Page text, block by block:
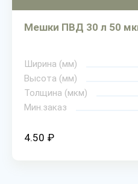
Мешки ПВД 30 л 50
Ширина (мм)
Высота (мм)
Толщина (мкм)
Мин.заказ
4.50 ₽